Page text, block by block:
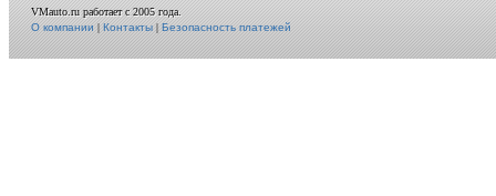
VMauto.ru работает с 2005 года.
О компании|Контакты|Безопасность платежей